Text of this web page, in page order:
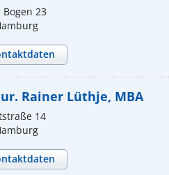
Bogen 23
Rainer Lüthje, MBA
14